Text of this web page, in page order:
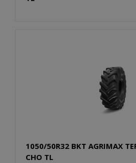
1050/50R32 BKT AGRIMAX
CHO TL